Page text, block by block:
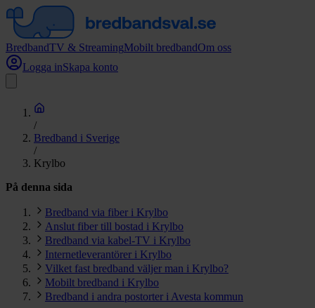
BredbandTV & StreamingMobilt bredbandOm oss
Logga inSkapa konto
/
Bredband i Sverige
/
Krylbo
På denna sida
Bredband via fiber i Krylbo
Anslut fiber till bostad i Krylbo
Bredband via kabel-TV i Krylbo
Internetleverantörer i Krylbo
Vilket fast bredband väljer man i Krylbo?
Mobilt bredband i Krylbo
Bredband i andra postorter i Avesta kommun